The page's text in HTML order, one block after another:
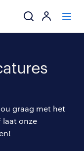
carrière
randstad
graag met het
laat onze